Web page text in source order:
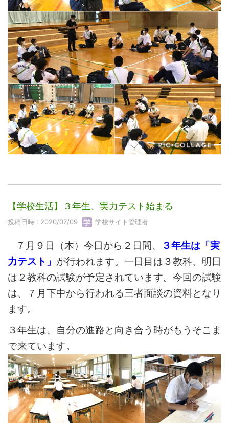
【学校生活】３年生、実力テスト始まる
投稿日時 : 2020/07/09 学校サイト管理者
７月９日（木）今日から２日間、
３年生は「実
力テスト」 が行われます。一日目は３教科、明日
は２教科の試験が予定されています。今回の試験
は、７月下中から行われる三者面談の資料となり
ます。
３年生は、自分の進路と向き合う時がもうそこま
で来ています。